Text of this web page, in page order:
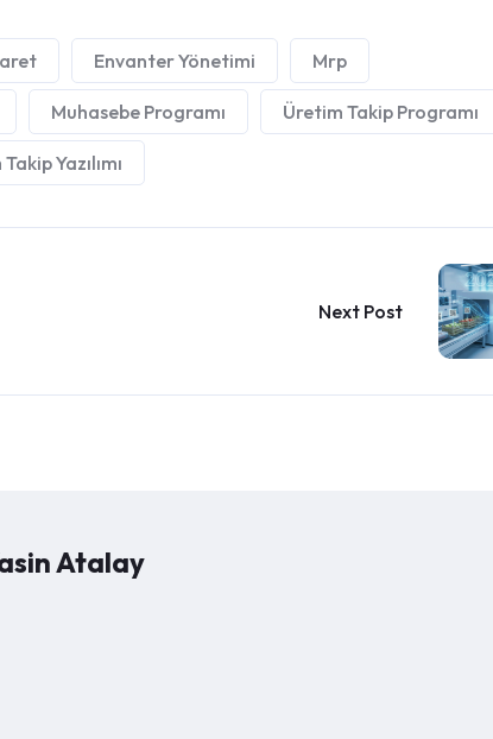
Envanter Yönetimi Mrp
Muhasebe Programı Üretim Takip Programı
Yazılımı
Next Post
Atalay